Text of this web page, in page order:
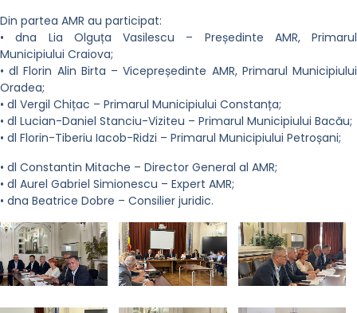
Din partea AMR au participat:
• dna Lia Olguța Vasilescu – Președinte AMR, Primarul
Municipiului Craiova;
• dl Florin Alin Birta – Vicepreședinte AMR, Primarul Municipiului
Oradea;
• dl Vergil Chițac – Primarul Municipiului Constanța;
• dl Lucian-Daniel Stanciu-Viziteu – Primarul Municipiului Bacău;
• dl Florin-Tiberiu Iacob-Ridzi – Primarul Municipiului Petroșani;
• dl Constantin Mitache – Director General al AMR;
• dl Aurel Gabriel Simionescu – Expert AMR;
• dna Beatrice Dobre – Consilier juridic.